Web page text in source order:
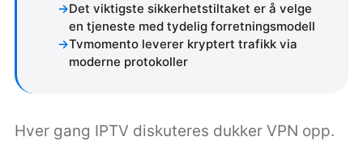
Det viktigste sikkerhetstiltaket er å velge
en tjeneste med tydelig forretningsmodell
Tvmomento leverer kryptert trafikk via
moderne protokoller
Hver gang IPTV diskuteres dukker VPN opp.